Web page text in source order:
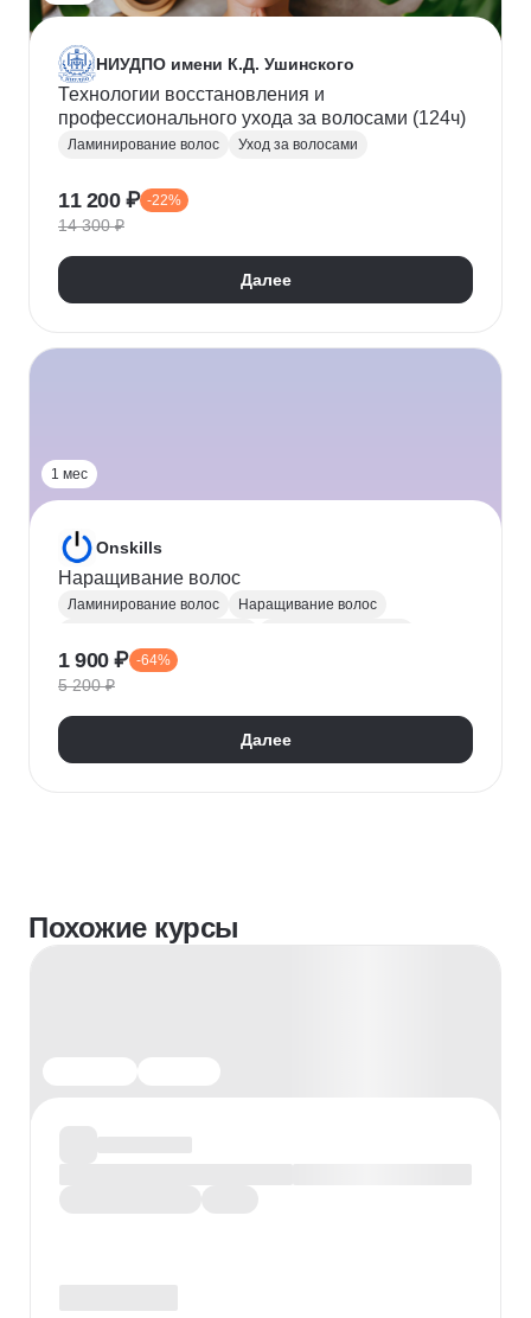
НИУДПО имени К.Д. Ушинского
Технологии восстановления и
профессионального ухода за волосами (124ч)
Ламинирование волос Уход за волосами
11 200 ₽ -22%
14 300 ₽
Далее
1 мес
Onskills
Наращивание волос
Ламинирование волос
Наращивание волос
Укладка волос
1 900 ₽ -64%
5 200 ₽
Далее
Похожие курсы